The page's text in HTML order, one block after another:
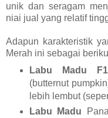
unik dan seragam
niai jual yang relatif
Adapun karakteristik
Merah ini sebagai
Labu Madu F1
(butternut
lebih lembut
Labu Madu